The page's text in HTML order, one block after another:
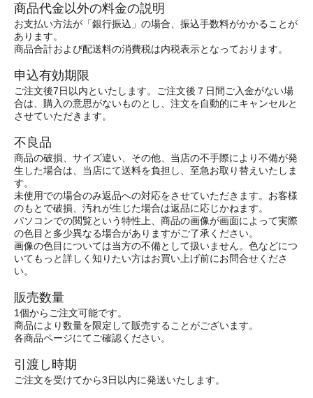
商品代金以外の料金の説明
お支払い方法が「銀行振込」の場合、振込手数料がかかることが
あります。
商品合計および配送料の消費税は内税表示となっております。
申込有効期限
ご注文後7日以内といたします。ご注文後７日間ご入金がない場
合は、購入の意思がないものとし、注文を自動的にキャンセルと
させていただきます。
不良品
商品の破損、サイズ違い、その他、当店の不手際により不備が発
生した場合は、当店にて送料を負担し、至急お取り替えいたしま
す。
未使用での場合のみ返品への対応をさせていただきます。お客様
のもとで破損、汚れが生じた場合は返品に応じかねます。
パソコンでの閲覧という特性上、商品の画像が画面によって実際
の色目と多少異なる場合がありますがご了承ください。
画像の色目については当方の不備として扱いません。色などにつ
いてもっと詳しく知りたい方はお買い上げ前にお問合せくださ
い。
販売数量
1個からご注文可能です。
商品により数量を限定して販売することがございます。
各商品ページにてご確認ください。
引渡し時期
ご注文を受けてから3日以内に発送いたします。